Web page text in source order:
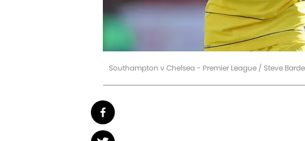
Southampton v Chelsea - Premier League / Steve